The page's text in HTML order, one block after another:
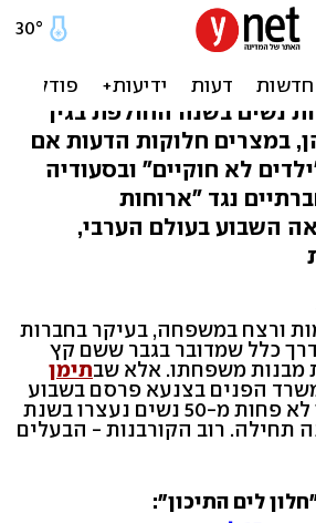
ורוצחות
ערב
נשים בשנה החולפת בגין
במצרים חלוקות הדעות אם
לא חוקיים" ובסעודיה
נגד "ארוחות
השבוע בעולם הערבי,
ורצח במשפחה, בעיקר בחברות
כלל שמדובר בגבר ששם קץ
מבנות משפחתו. אלא שבתימן
הפנים בצנעא פרסם בשבוע
האחרון דו"ח שלפיו לא פחות מ-50 נשים נעצרו בשנת
תחילה. רוב הקורבנות - הבעלים
לים התיכון":